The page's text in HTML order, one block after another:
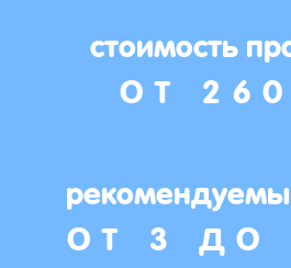
стоимость
ОТ
ОТ 3 ДО